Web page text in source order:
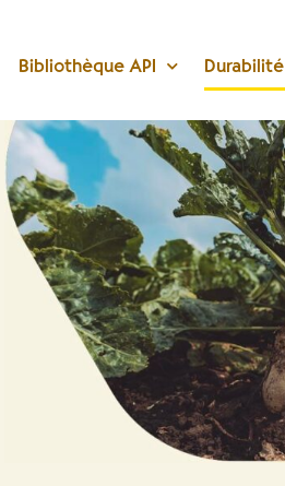
Bibliothèque API Durabilité